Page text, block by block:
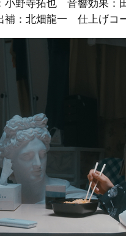
小野寺拓也 音響効果
：北畑龍一 仕上げコ